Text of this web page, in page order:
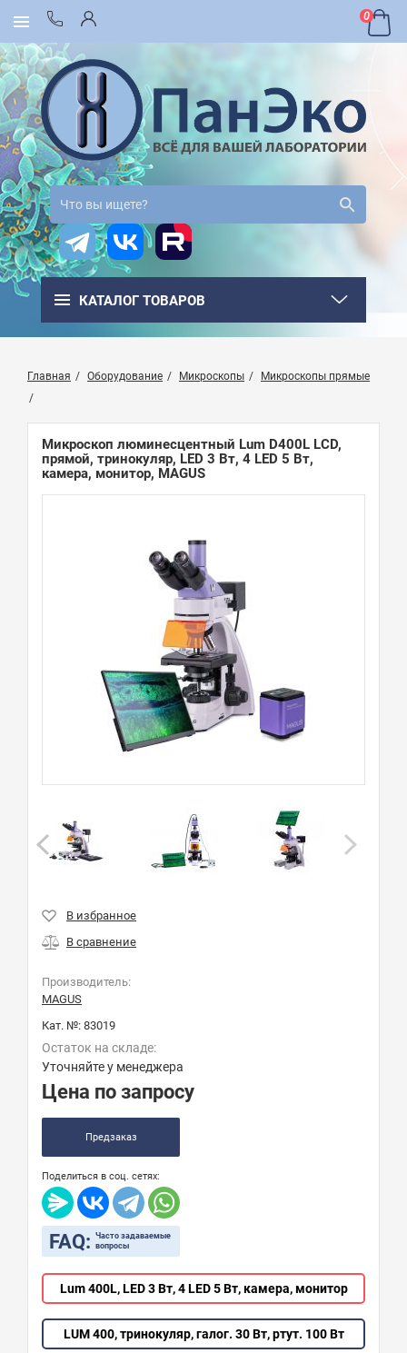
0
КАТАЛОГ ТОВАРОВ
Главная Оборудование Микроскопы Микроскопы прямые
Микроскоп люминесцентный Lum D400L LCD,
прямой, тринокуляр, LED 3 Вт, 4 LED 5 Вт,
камера, монитор, MAGUS
Производитель:
MAGUS
Кат. №: 83019
Остаток на складе:
Уточняйте у менеджера
Цена по запросу
Предзаказ
Поделиться в соц. сетях:
FAQ: Часто задаваемые
вопросы
Lum 400L, LED 3 Вт, 4 LED 5 Вт, камера, монитор
LUM 400, тринокуляр, галог. 30 Вт, ртут. 100 Вт